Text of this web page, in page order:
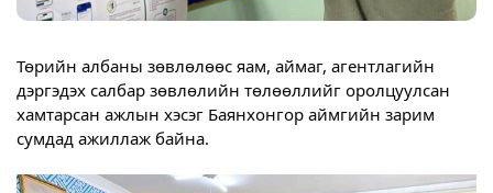
Төрийн албаны зөвлөлөөс яам, аймаг, агентлагийн
дэргэдэх салбар зөвлөлийн төлөөллийг оролцуулсан
хамтарсан ажлын хэсэг Баянхонгор аймгийн зарим
сумдад ажиллаж байна.